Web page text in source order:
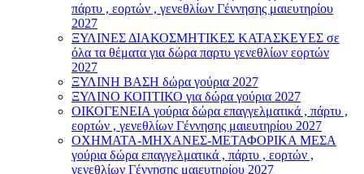
πάρτυ , εορτών , γενεθλίων Γέννησης μαιευτηρίου
2027
ΞΥΛΙΝΕΣ ΔΙΑΚΟΣΜΗΤΙΚΕΣ ΚΑΤΑΣΚΕΥΕΣ σε
όλα τα θέματα για δώρα παρτυ γενεθλίων εορτών
2027
ΞΥΛΙΝΗ ΒΑΣΗ δώρα γούρια 2027
ΞΥΛΙΝΟ ΚΟΠΤΙΚΟ για δώρα γούρια 2027
ΟΙΚΟΓΕΝΕΙΑ γούρια δώρα επαγγελματικά , πάρτυ ,
εορτών , γενεθλίων Γέννησης μαιευτηρίου 2027
ΟΧΗΜΑΤΑ-ΜΗΧΑΝΕΣ-ΜΕΤΑΦΟΡΙΚΑ ΜΕΣΑ
γούρια δώρα επαγγελματικά , πάρτυ , εορτών ,
γενεθλίων Γέννησης μαιευτηρίου 2027